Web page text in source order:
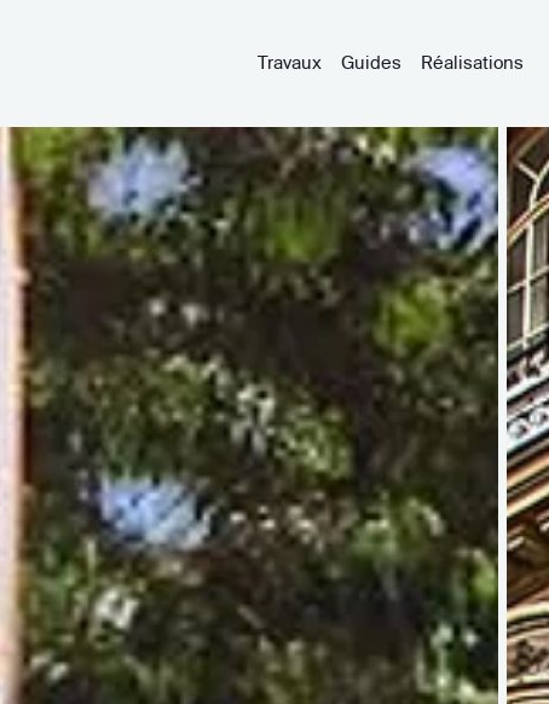
Travaux Guides Réalisations